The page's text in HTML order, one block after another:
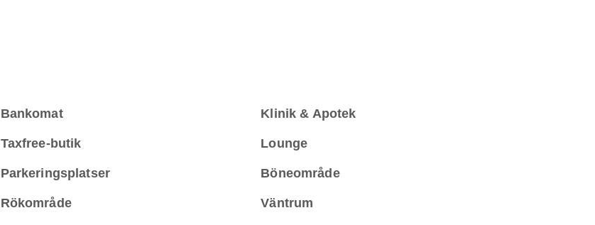
Bankomat Klinik & Apotek
Taxfree-butik Lounge
Parkeringsplatser Böneområde
Rökområde Väntrum